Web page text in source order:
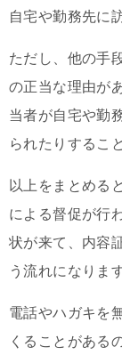
自宅や勤務先に
ただし、他の手
の正当な理由が
当者が自宅や勤
られたりするこ
以上をまとめる
による督促が行
状が来て、内容
う流れになります
電話やハガキを
くることがある